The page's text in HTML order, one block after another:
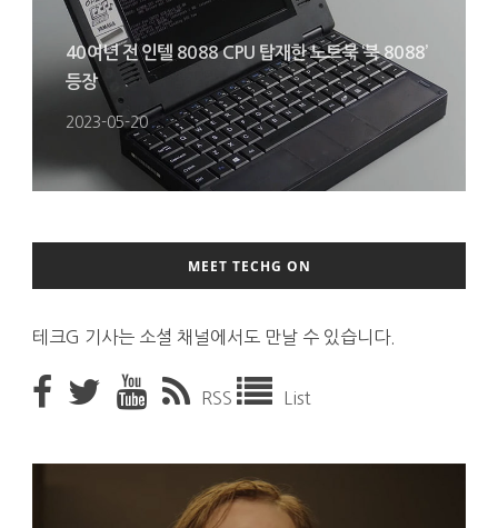
40여년 전 인텔 8088 CPU 탑재한 노트북 ‘북 8088’
등장
2023-05-20
MEET TECHG ON
테크G 기사는 소셜 채널에서도 만날 수 있습니다.
RSS List